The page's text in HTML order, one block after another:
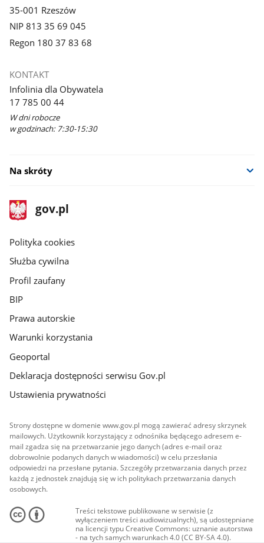
35-001 Rzeszów
NIP 813 35 69 045
Regon 180 37 83 68
KONTAKT
Infolinia dla Obywatela
17 785 00 44
W dni robocze
w godzinach: 7:30-15:30
Na skróty
stopka
gov.pl
Strona
gov.pl
gov.pl
Polityka cookies
Służba cywilna
Profil zaufany
BIP
Prawa autorskie
Warunki korzystania
Geoportal
Deklaracja dostępności serwisu Gov.pl
Ustawienia prywatności
Strony dostępne w domenie www.gov.pl mogą zawierać adresy skrzynek
mailowych. Użytkownik korzystający z odnośnika będącego adresem e-
mail zgadza się na przetwarzanie jego danych (adres e-mail oraz
dobrowolnie podanych danych w wiadomości) w celu przesłania
odpowiedzi na przesłane pytania. Szczegóły przetwarzania danych przez
każdą z jednostek znajdują się w ich politykach przetwarzania danych
osobowych.
Treści tekstowe publikowane w serwisie (z
wyłączeniem treści audiowizualnych), są udostępniane
na licencji typu Creative Commons: uznanie autorstwa
- na tych samych warunkach 4.0 (CC BY-SA 4.0).